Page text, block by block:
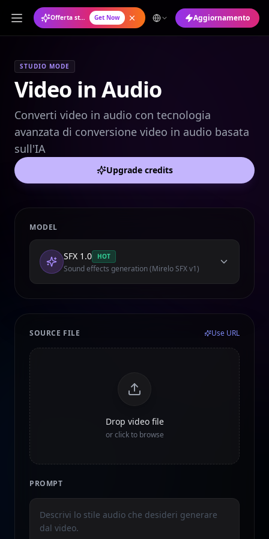
Offerta stagionale: Piano annuale al 50% di sconto Get Now Aggiornamento
STUDIO MODE
Video in Audio
Converti video in audio con tecnologia
avanzata di conversione video in audio basata
sull'IA
Upgrade credits
MODEL
SFX 1.0 HOT
Sound effects generation (Mirelo SFX v1)
SOURCE FILE Use URL
Drop video file
or click to browse
PROMPT